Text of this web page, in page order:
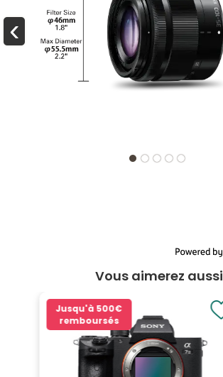
‹
Vous aimerez aussi
Jusqu'à 500€
remboursés